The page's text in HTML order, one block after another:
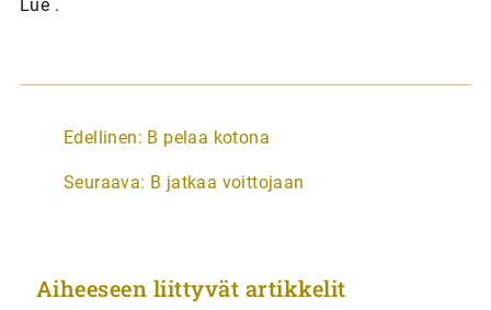
Lue .
A
t
k
Edellinen: B pelaa kotona
Seuraava: B jatkaa voittojaan
Aiheeseen liittyvät artikkelit